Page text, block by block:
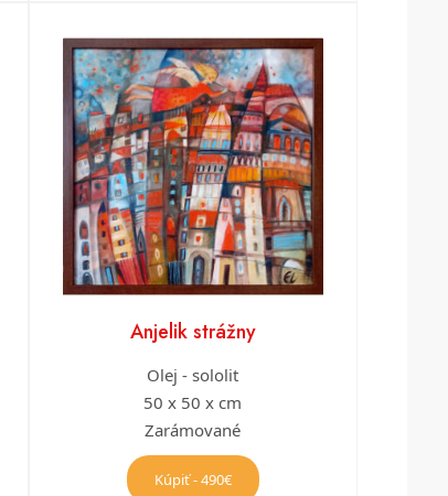
Anjelik strážny
Olej - sololit
50 x 50 x cm
Zarámované
Kúpiť - 490€